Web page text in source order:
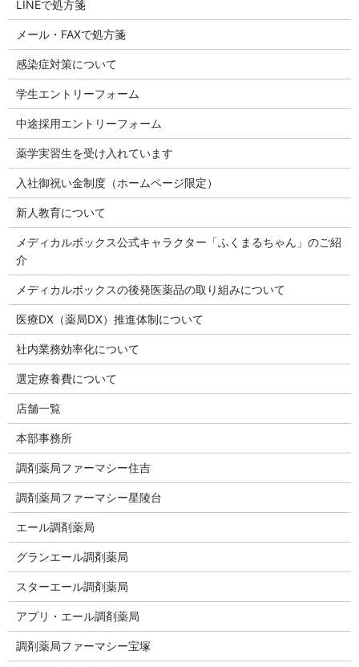
LINEで処方箋
メール・FAXで処方箋
感染症対策について
学生エントリーフォーム
中途採用エントリーフォーム
薬学実習生を受け入れています
入社御祝い金制度（ホームページ限定）
新人教育について
メディカルボックス公式キャラクター「ふくまるちゃん」のご紹
介
メディカルボックスの後発医薬品の取り組みについて
医療DX（薬局DX）推進体制について
社内業務効率化について
選定療養費について
店舗一覧
本部事務所
調剤薬局ファーマシー住吉
調剤薬局ファーマシー星陵台
エール調剤薬局
グランエール調剤薬局
スターエール調剤薬局
アプリ・エール調剤薬局
調剤薬局ファーマシー宝塚